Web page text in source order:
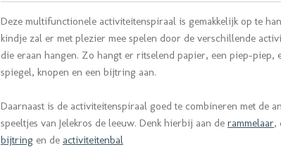
Deze multifunctionele activiteitenspiraal is gemakkelijk op te
kindje zal er met plezier mee spelen door de verschillende
die eraan hangen. Zo hangt er ritselend papier, een piep-piep,
spiegel, knopen en een bijtring aan.
Daarnaast is de activiteitenspiraal goed te combineren met de
speeltjes van Jelekros de leeuw. Denk hierbij aan de rammelaar,
bijtring en de activiteitenbal